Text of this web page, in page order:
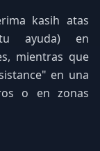
kasih atas
ayuda) en
mientras que
en una
o en zonas